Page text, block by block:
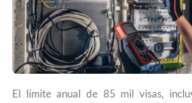
El límite anual de 85 mil visas,